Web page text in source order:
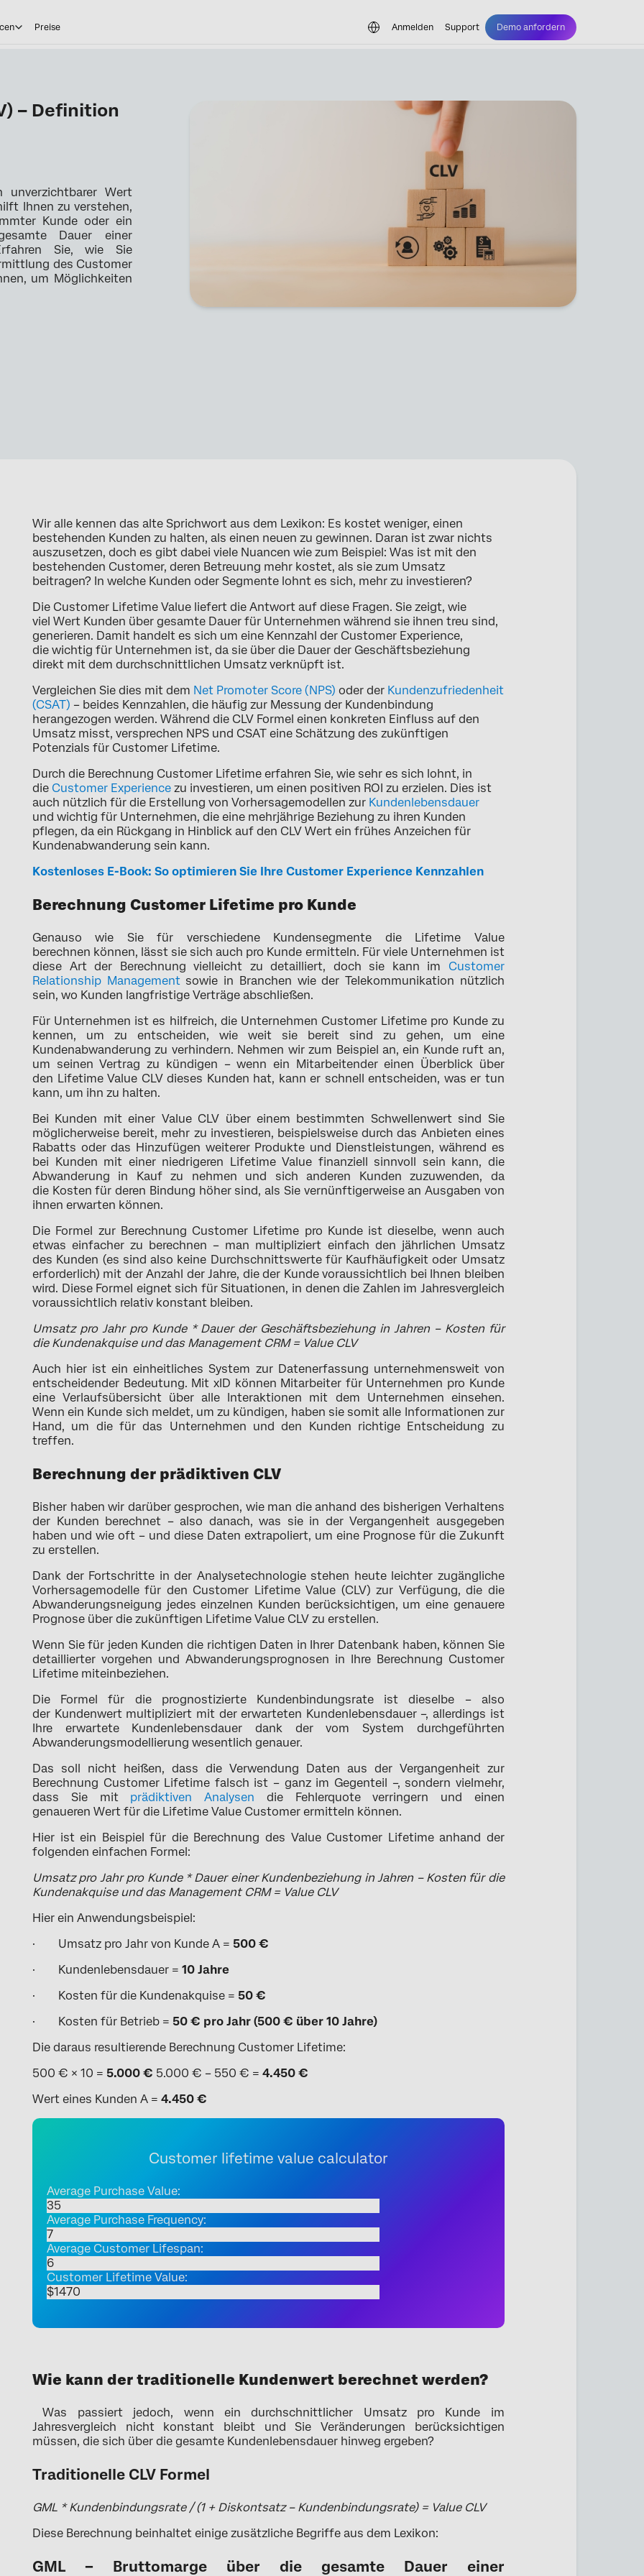
Preise Anmelden Support Demo anfordern
– Definition
Wert
Ihnen zu verstehen,
Kunde oder ein
Dauer einer
Sie, wie Sie
des Customer
um Möglichkeiten
Wir alle kennen das alte Sprichwort aus dem Lexikon: Es kostet weniger, einen
bestehenden Kunden zu halten, als einen neuen zu gewinnen. Daran ist zwar nichts
auszusetzen, doch es gibt dabei viele Nuancen wie zum Beispiel: Was ist mit den
bestehenden Customer, deren Betreuung mehr kostet, als sie zum Umsatz
beitragen? In welche Kunden oder Segmente lohnt es sich, mehr zu investieren?
Die Customer Lifetime Value liefert die Antwort auf diese Fragen. Sie zeigt, wie
viel Wert Kunden über gesamte Dauer für Unternehmen während sie ihnen treu sind,
generieren. Damit handelt es sich um eine Kennzahl der Customer Experience,
die wichtig für Unternehmen ist, da sie über die Dauer der Geschäftsbeziehung
direkt mit dem durchschnittlichen Umsatz verknüpft ist.
Vergleichen Sie dies mit dem Net Promoter Score (NPS) oder der Kundenzufriedenheit
(CSAT) – beides Kennzahlen, die häufig zur Messung der Kundenbindung
herangezogen werden. Während die CLV Formel einen konkreten Einfluss auf den
Umsatz misst, versprechen NPS und CSAT eine Schätzung des zukünftigen
Potenzials für Customer Lifetime.
Durch die Berechnung Customer Lifetime erfahren Sie, wie sehr es sich lohnt, in
die Customer Experience zu investieren, um einen positiven ROI zu erzielen. Dies ist
auch nützlich für die Erstellung von Vorhersagemodellen zur Kundenlebensdauer
und wichtig für Unternehmen, die eine mehrjährige Beziehung zu ihren Kunden
pflegen, da ein Rückgang in Hinblick auf den CLV Wert ein frühes Anzeichen für
Kundenabwanderung sein kann.
Kostenloses E-Book: So optimieren Sie Ihre Customer Experience Kennzahlen
Berechnung Customer Lifetime pro Kunde
Genauso wie Sie für verschiedene Kundensegmente die Lifetime Value
berechnen können, lässt sie sich auch pro Kunde ermitteln. Für viele Unternehmen ist
diese Art der Berechnung vielleicht zu detailliert, doch sie kann im Customer
Relationship Managementsowie in Branchen wie der Telekommunikation nützlich
sein, wo Kunden langfristige Verträge abschließen.
Für Unternehmen ist es hilfreich, die Unternehmen Customer Lifetime pro Kunde zu
kennen, um zu entscheiden, wie weit sie bereit sind zu gehen, um eine
Kundenabwanderung zu verhindern. Nehmen wir zum Beispiel an, ein Kunde ruft an,
um seinen Vertrag zu kündigen – wenn ein Mitarbeitender einen Überblick über
den Lifetime Value CLV dieses Kunden hat, kann er schnell entscheiden, was er tun
kann, um ihn zu halten.
Bei Kunden mit einer Value CLV über einem bestimmten Schwellenwert sind Sie
möglicherweise bereit, mehr zu investieren, beispielsweise durch das Anbieten eines
Rabatts oder das Hinzufügen weiterer Produkte und Dienstleistungen, während es
bei Kunden mit einer niedrigeren Lifetime Value finanziell sinnvoll sein kann, die
Abwanderung in Kauf zu nehmen und sich anderen Kunden zuzuwenden, da
die Kosten für deren Bindung höher sind, als Sie vernünftigerweise an Ausgaben von
ihnen erwarten können.
Die Formel zur Berechnung Customer Lifetime pro Kunde ist dieselbe, wenn auch
etwas einfacher zu berechnen – man multipliziert einfach den jährlichen Umsatz
des Kunden (es sind also keine Durchschnittswerte für Kaufhäufigkeit oder Umsatz
erforderlich) mit der Anzahl der Jahre, die der Kunde voraussichtlich bei Ihnen bleiben
wird. Diese Formel eignet sich für Situationen, in denen die Zahlen im Jahresvergleich
voraussichtlich relativ konstant bleiben.
Umsatz pro Jahr pro Kunde * Dauer der Geschäftsbeziehung in Jahren – Kosten für
die Kundenakquise und das Management CRM = Value CLV
Auch hier ist ein einheitliches System zur Datenerfassung unternehmensweit von
entscheidender Bedeutung. Mit xID können Mitarbeiter für Unternehmen pro Kunde
eine Verlaufsübersicht über alle Interaktionen mit dem Unternehmen einsehen.
Wenn ein Kunde sich meldet, um zu kündigen, haben sie somit alle Informationen zur
Hand, um die für das Unternehmen und den Kunden richtige Entscheidung zu
treffen.
Berechnung der prädiktiven CLV
Bisher haben wir darüber gesprochen, wie man die anhand des bisherigen Verhaltens
der Kunden berechnet – also danach, was sie in der Vergangenheit ausgegeben
haben und wie oft – und diese Daten extrapoliert, um eine Prognose für die Zukunft
zu erstellen.
Dank der Fortschritte in der Analysetechnologie stehen heute leichter zugängliche
Vorhersagemodelle für den Customer Lifetime Value (CLV) zur Verfügung, die die
Abwanderungsneigung jedes einzelnen Kunden berücksichtigen, um eine genauere
Prognose über die zukünftigen Lifetime Value CLV zu erstellen.
Wenn Sie für jeden Kunden die richtigen Daten in Ihrer Datenbank haben, können Sie
detaillierter vorgehen und Abwanderungsprognosen in Ihre Berechnung Customer
Lifetime miteinbeziehen.
Die Formel für die prognostizierte Kundenbindungsrate ist dieselbe – also
der Kundenwert multipliziert mit der erwarteten Kundenlebensdauer –, allerdings ist
Ihre erwartete Kundenlebensdauer dank der vom System durchgeführten
Abwanderungsmodellierung wesentlich genauer.
Das soll nicht heißen, dass die Verwendung Daten aus der Vergangenheit zur
Berechnung Customer Lifetime falsch ist – ganz im Gegenteil –, sondern vielmehr,
dass Sie mitprädiktiven Analysen die Fehlerquote verringern und einen
genaueren Wert für die Lifetime Value Customer ermitteln können.
Hier ist ein Beispiel für die Berechnung des Value Customer Lifetime anhand der
folgenden einfachen Formel:
Umsatz pro Jahr pro Kunde * Dauer einer Kundenbeziehung in Jahren – Kosten für die
Kundenakquise und das Management CRM = Value CLV
Hier ein Anwendungsbeispiel:
· Umsatz pro Jahr von Kunde A = 500 €
· Kundenlebensdauer = 10 Jahre
· Kosten für die Kundenakquise = 50 €
· Kosten für Betrieb = 50 € pro Jahr (500 € über 10 Jahre)
Die daraus resultierende Berechnung Customer Lifetime:
500 € × 10 = 5.000 € 5.000 € – 550 € = 4.450 €
Wert eines Kunden A = 4.450 €
Customer lifetime value calculator
Average Purchase Value:
Average Purchase Frequency:
Average Customer Lifespan:
Customer Lifetime Value:
Wie kann der traditionelle Kundenwert berechnet werden?
Was passiert jedoch, wenn ein durchschnittlicher Umsatz pro Kunde im
Jahresvergleich nicht konstant bleibt und Sie Veränderungen berücksichtigen
müssen, die sich über die gesamte Kundenlebensdauer hinweg ergeben?
Traditionelle CLV Formel
GML * Kundenbindungsrate / (1 + Diskontsatz – Kundenbindungsrate) = Value CLV
Diese Berechnung beinhaltet einige zusätzliche Begriffe aus dem Lexikon:
GML – Bruttomarge über die gesamte Dauer einer